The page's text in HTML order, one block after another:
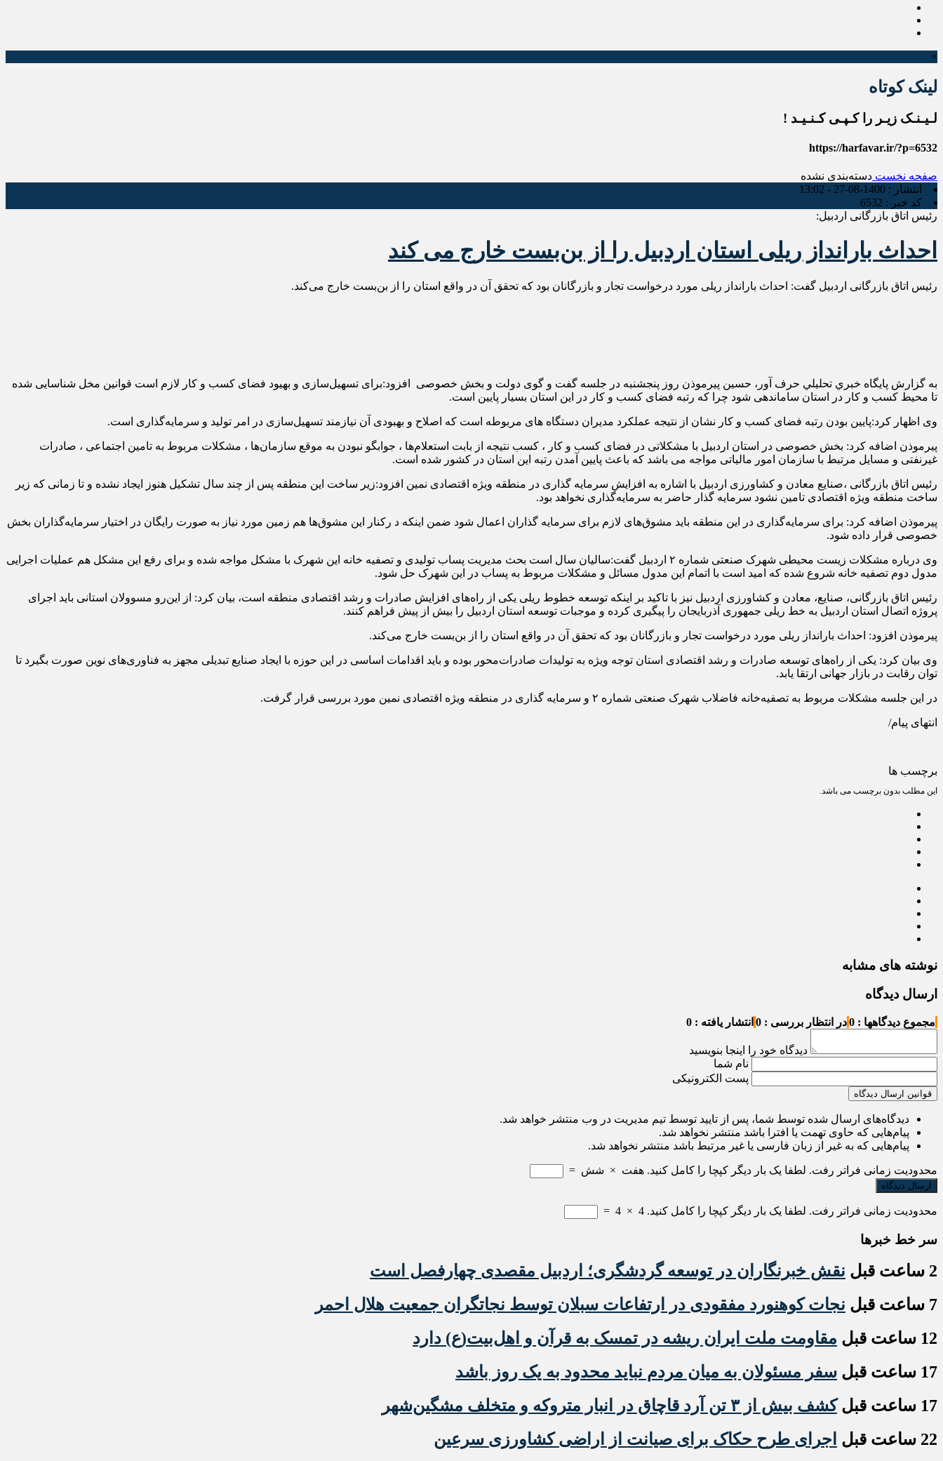
×
لینک کوتاه
لـیـنـک زیـر را کـپـی کـنـیـد !
https://harfavar.ir/?p=6532
صفحه نخست دسته‌بندی نشده
انتشار : 1400-08-27 - 13:02
کد خبر : 6532
رئیس اتاق بازرگانی اردبیل:
احداث بارانداز ریلی استان اردبیل را از بن‌بست خارج می کند
رئیس اتاق بازرگانی اردبیل گفت: احداث بارانداز ریلی مورد درخواست تجار و بازرگانان بود که تحقق آن در واقع استان را از بن‌بست خارج می‌کند.
به گزارش پايگاه خبري تحليلي حرف آور، حسین پیرموذن روز پنجشنبه در جلسه گفت و گوی دولت و بخش خصوصی افزود:برای تسهیل‌سازی و بهیود فضای کسب و کار لازم است قوانین مخل شناسایی شده
تا محیط کسب و کار در استان ساماندهی شود چرا که رتبه فضای کسب و کار در این استان بسیار پایین است.
وی اظهار کرد:پایین بودن رتبه فضای کسب و کار نشان از نتیجه عملکرد مدیران دستگاه های مربوطه است که اصلاح و بهبودی آن نیازمند تسهیل‌سازی در امر تولید و سرمایه‌گذاری است.
پیرموذن اضافه کرد: بخش خصوصی در استان اردبیل با مشکلاتی در فضای کسب و کار ، کسب نتیجه از بابت استعلام‌ها ، جوابگو نبودن به موقع سازمان‌ها ، مشکلات مربوط به تامین اجتماعی ، صادرات
غیرنفتی و مسایل مرتبط با سازمان امور مالیاتی مواجه می باشد که باعث پایین آمدن رتبه این استان در کشور شده است.
رئیس اتاق بازرگانی ،صنایع معادن و کشاورزی اردبیل با اشاره به افزایش سرمایه گذاری در منطقه ویژه اقتصادی نمین افزود:زیر ساخت این منطقه پس از چند سال تشکیل هنوز ایجاد نشده و تا زمانی که زیر
ساخت منطقه ویژه اقتصادی تامین نشود سرمایه گذار حاضر به سرمایه‌گذاری نخواهد بود.
پیرموذن اضافه کرد: برای سرمایه‌گذاری در این منطقه باید مشوق‌های لازم برای سرمایه گذاران اعمال شود ضمن اینکه د رکنار این مشوق‌ها هم زمین مورد نیاز به صورت رایگان در اختیار سرمایه‌گذاران بخش
خصوصی قرار داده شود.
وی درباره مشکلات زیست محیطی شهرک صنعتی شماره ۲ اردبیل گفت:سالیان سال است بحث مدیریت پساب تولیدی و تصفیه خانه این شهرک با مشکل مواجه شده و برای رفع این مشکل هم عملیات اجرایی
مدول دوم تصفیه خانه شروع شده که امید است با اتمام این مدول مسائل و مشکلات مربوط به پساب در این شهرک حل شود.
رئیس اتاق بازرگانی، صنایع، معادن و کشاورزی اردبیل نیز با تاکید بر اینکه توسعه خطوط ریلی یکی از راه‌های افزایش صادرات و رشد اقتصادی منطقه است، بیان کرد: از این‌رو مسوولان استانی باید اجرای
پروژه اتصال استان اردبیل به خط ریلی جمهوری آذربایجان را پیگیری کرده و موجبات توسعه استان اردبیل را بیش ‌از پیش فراهم کنند.
پیرموذن افزود: احداث بارانداز ریلی مورد درخواست تجار و بازرگانان بود که تحقق آن در واقع استان را از بن‌بست خارج می‌کند.
وی بیان کرد: یکی از راه‌های توسعه صادرات و رشد اقتصادی استان توجه ویژه به تولیدات صادرات‌محور بوده و باید اقدامات اساسی در این حوزه با ایجاد صنایع تبدیلی مجهز به فناوری‌های نوین صورت بگیرد تا
توان رقابت در بازار جهانی ارتقا یابد.
در این جلسه مشکلات مربوط به تصفیه‌خانه فاضلاب شهرک صنعتی شماره ۲ و سرمایه گذاری در منطقه ویژه اقتصادی نمین مورد بررسی قرار گرفت.
انتهای پیام/
برچسب ها
این مطلب بدون برچسب می باشد.
نوشته های مشابه
ارسال دیدگاه
مجموع دیدگاهها : 0 در انتظار بررسی : 0 انتشار یافته : 0
دیدگاه خود را اینجا بنویسید
نام شما
پست الکترونیکی
قوانین ارسال دیدگاه
دیدگاه‌های ارسال شده توسط شما، پس از تایید توسط تیم مدیریت در وب منتشر خواهد شد.
پیام‌هایی که حاوی تهمت یا افترا باشد منتشر نخواهد شد.
پیام‌هایی که به غیر از زبان فارسی یا غیر مرتبط باشد منتشر نخواهد شد.
محدودیت زمانی فراتر رفت. لطفا یک بار دیگر کپچا را کامل کنید. هفت × شش =
محدودیت زمانی فراتر رفت. لطفا یک بار دیگر کپچا را کامل کنید. 4
×
4
=
سر خط خبرها
2 ساعت قبل
نقش خبرنگاران در توسعه گردشگری؛ اردبیل مقصدی چهارفصل است
7 ساعت قبل
نجات کوهنورد مفقودی در ارتفاعات سبلان توسط نجاتگران جمعیت هلال احمر
12 ساعت قبل
مقاومت ملت ایران ریشه در تمسک به قرآن و اهل‌بیت(ع) دارد
17 ساعت قبل
سفر مسئولان به میان مردم نباید محدود به یک روز باشد
17 ساعت قبل
کشف بیش از ۳ تن آرد قاچاق در انبار متروکه و متخلف مشگین‌شهر
22 ساعت قبل
اجرای طرح حکاک برای صیانت از اراضی کشاورزی سرعین